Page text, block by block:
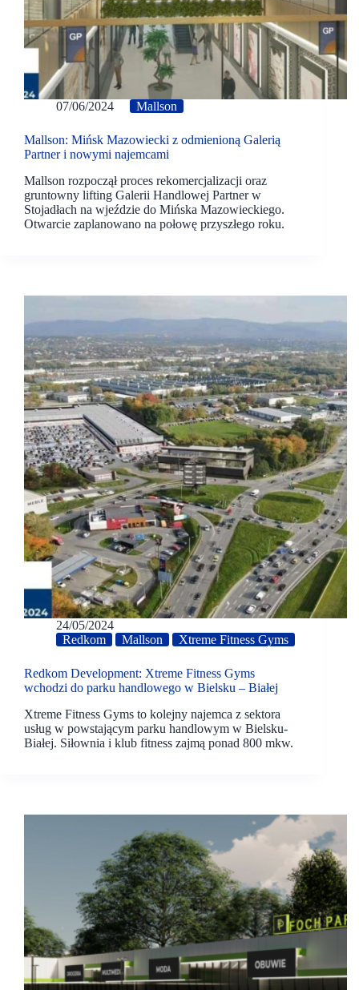
07/06/2024 Mallson
Mallson: Mińsk Mazowiecki z odmienioną Galerią
Partner i nowymi najemcami
Mallson rozpoczął proces rekomercjalizacji oraz
gruntowny lifting Galerii Handlowej Partner w
Stojadłach na wjeździe do Mińska Mazowieckiego.
Otwarcie zaplanowano na połowę przyszłego roku.
24/05/2024
Redkom
Mallson Xtreme Fitness Gyms
Redkom Development: Xtreme Fitness Gyms
wchodzi do parku handlowego w Bielsku – Białej
Xtreme Fitness Gyms to kolejny najemca z sektora
usług w powstającym parku handlowym w Bielsku-
Białej. Siłownia i klub fitness zajmą ponad 800 mkw.